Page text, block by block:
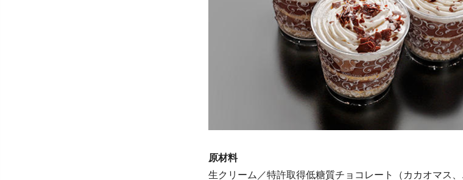
原材料
生クリーム／特許取得低糖質チョコレート（カカオマス